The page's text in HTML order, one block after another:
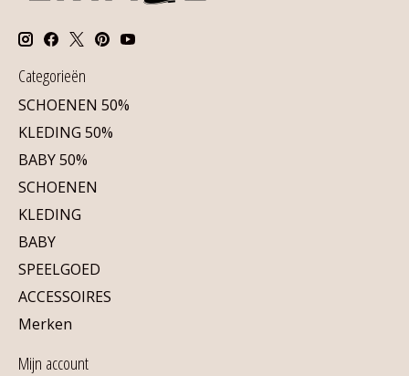
Categorieën
SCHOENEN 50%
KLEDING 50%
BABY 50%
SCHOENEN
KLEDING
BABY
SPEELGOED
ACCESSOIRES
Merken
Mijn account